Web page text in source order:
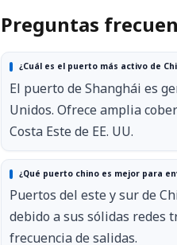
Preguntas
¿Cuál es el puerto más activo de
El puerto de Shanghái es
Unidos. Ofrece amplia
Costa Este de EE. UU.
¿Qué puerto chino es mejor para
Puertos del este y sur de
debido a sus sólidas redes
frecuencia de salidas.